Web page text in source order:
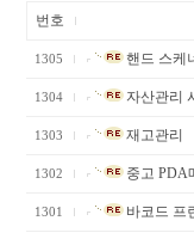
번호
1305 핸드 스케
1304 자산관리
1303 재고관리
1302 중고 PDA
1301 바코드 프